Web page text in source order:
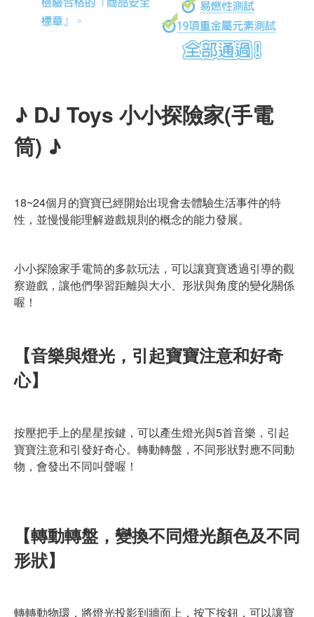
♪ DJ Toys 小小探險家(手電
筒) ♪
18~24個月的寶寶已經開始出現會去體驗生活事件的特
性，並慢慢能理解遊戲規則的概念的能力發展。
小小探險家手電筒的多款玩法，可以讓寶寶透過引導的觀
察遊戲，讓他們學習距離與大小、形狀與角度的變化關係
喔！
【音樂與燈光，引起寶寶注意和好奇
心】
按壓把手上的星星按鍵，可以產生燈光與5首音樂，引起
寶寶注意和引發好奇心。轉動轉盤，不同形狀對應不同動
物，會發出不同叫聲喔！
【轉動轉盤，變換不同燈光顏色及不同
形狀】
轉轉動物環，將燈光投影到牆面上，按下按鈕，可以讓寶